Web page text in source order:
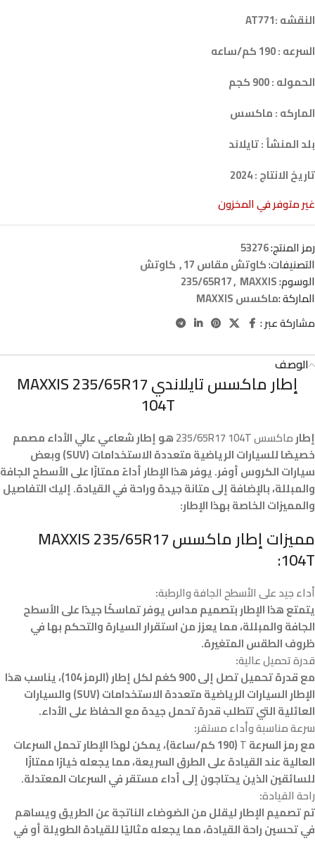
النقشه :AT771
السرعه : 190 كم/ساعه
الحموله : 900 كجم
الماركه : ماكسس
بلد المنشأ : تايلاند
تاريخ الانتاج : 2024
غير متوفر في المخزون
رمز المنتج:53276
التصنيفات:كاوتش مقاس 17 , كاوتش
الوسوم:
235/65R17, MAXXIS
الماركة :ماكسس MAXXIS
مشاركة عبر :
الوصف
إطار ماكسس تايلاندي MAXXIS 235/65R17
104T
إطارماكسس 235/65R17 104T
هو إطار شعاعي عالي الأداء مصمم
خصيصًا للسيارات الرياضية متعددة الاستخدامات (SUV) وبعض
سيارات الكروس أوفر. يوفر هذا الإطار أداءً ممتازًا على الأسطح الجافة
والمبللة، بالإضافة إلى متانة جيدة وراحة في القيادة. إليك التفاصيل
والمميزات الخاصة بهذا الإطار:
مميزات إطار ماكسس MAXXIS 235/65R17
104T
:
أداء جيد على الأسطح الجافة والرطبة:
يتمتع هذا الإطار بتصميم مداس يوفر تماسكًا جيدًا على الأسطح
الجافة والمبللة، مما يعزز من استقرار السيارة والتحكم بها في
ظروف الطقس المتغيرة.
قدرة تحميل عالية:
مع قدرة تحميل تصل إلى 900 كغم لكل إطار (الرمز 104)، يناسب هذا
الإطار السيارات الرياضية متعددة الاستخدامات (SUV) والسيارات
العائلية التي تتطلب قدرة تحمل جيدة مع الحفاظ على الأداء.
سرعة مناسبة وأداء مستقر:
مع رمز السرعةT
(190 كم/ساعة)، يمكن لهذا الإطار تحمل السرعات
العالية عند القيادة على الطرق السريعة، مما يجعله خيارًا ممتازًا
للسائقين الذين يحتاجون إلى أداء مستقر في السرعات المعتدلة.
راحة القيادة:
تم تصميم الإطار ليقلل من الضوضاء الناتجة عن الطريق ويساهم
في تحسين راحة القيادة، مما يجعله مثاليًا للقيادة الطويلة أو في